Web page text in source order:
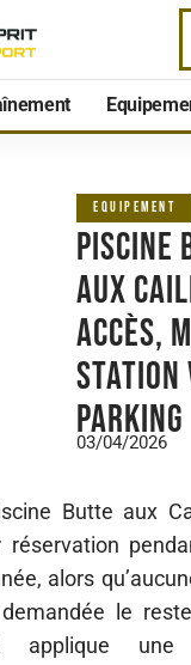
EQUIPEMENT
Piscine
aux
accès,
station
parking
03/04/2026
Butte aux
réservation
alors
demandée le
applique une